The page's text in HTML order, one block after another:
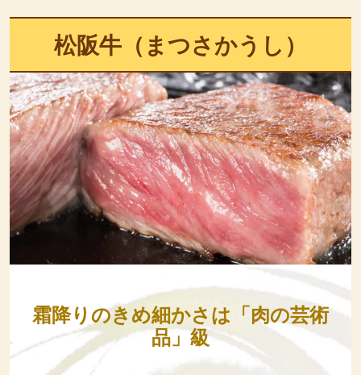
松阪牛（まつさかうし）
霜降りのきめ細かさは「肉の芸術
品」級